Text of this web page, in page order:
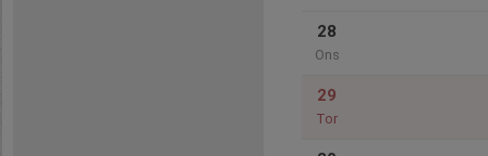
28
Ons
29
Tor